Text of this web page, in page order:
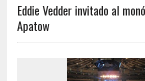
Eddie Vedder invitado al
Apatow